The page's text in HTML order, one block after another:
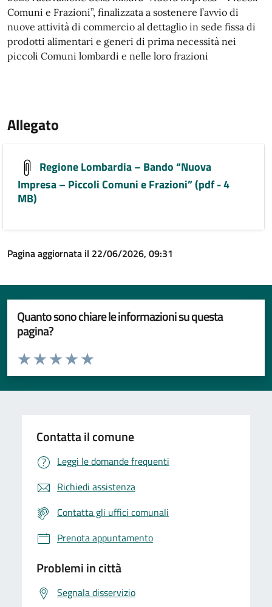
Comuni e Frazioni”, finalizzata a sostenere l’avvio di
nuove attività di commercio al dettaglio in sede fissa di
prodotti alimentari e generi di prima necessità nei
piccoli Comuni lombardi e nelle loro frazioni
Allegato
Regione Lombardia – Bando “Nuova
Impresa – Piccoli Comuni e Frazioni” (pdf - 4
MB)
Pagina aggiornata il 22/06/2026, 09:31
Quanto sono chiare le informazioni su questa
pagina?
Valuta da 1 a 5 stelle la pagina
Valuta 5 stelle su 5
Valuta 4 stelle su 5
Valuta 3 stelle su 5
Valuta 2 stelle su 5
Valuta 1 stelle su 5
Contatta il comune
Leggi le domande frequenti
Richiedi assistenza
Contatta gli uffici comunali
Prenota appuntamento
Problemi in città
Segnala disservizio